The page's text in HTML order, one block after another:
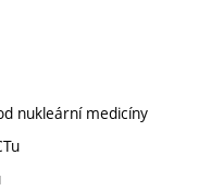
nukleární medicíny